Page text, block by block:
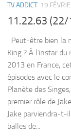
TV ADDICT 19
11.22.63
Peut-être bien la
King ? À l’instar
2013 en France,
épisodes avec le
Planète des
premier rôle de
Jake parviendra-t-
balles de...